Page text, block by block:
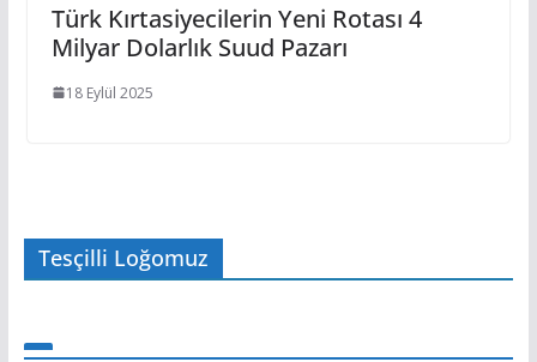
Türk Kırtasiyecilerin Yeni Rotası 4
Milyar Dolarlık Suud Pazarı
18 Eylül 2025
Tesçilli Loğomuz